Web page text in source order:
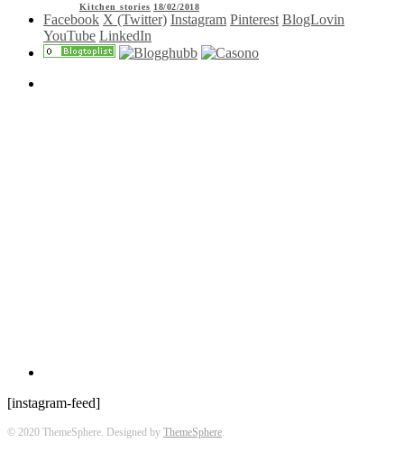
Kitchen stories 18/02/2018
Facebook X (Twitter) Instagram Pinterest BlogLovin
YouTube LinkedIn
[instagram-feed]
© 2020 ThemeSphere. Designed by ThemeSphere